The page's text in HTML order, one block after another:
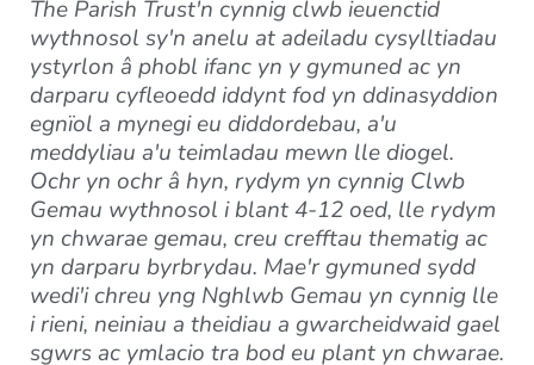
The Parish Trust'n cynnig clwb ieuenctid
wythnosol sy'n anelu at adeiladu cysylltiadau
ystyrlon â phobl ifanc yn y gymuned ac yn
darparu cyfleoedd iddynt fod yn ddinasyddion
egnïol a mynegi eu diddordebau, a'u
meddyliau a'u teimladau mewn lle diogel.
Ochr yn ochr â hyn, rydym yn cynnig Clwb
Gemau wythnosol i blant 4-12 oed, lle rydym
yn chwarae gemau, creu crefftau thematig ac
yn darparu byrbrydau. Mae'r gymuned sydd
wedi'i chreu yng Nghlwb Gemau yn cynnig lle
i rieni, neiniau a theidiau a gwarcheidwaid gael
sgwrs ac ymlacio tra bod eu plant yn chwarae.